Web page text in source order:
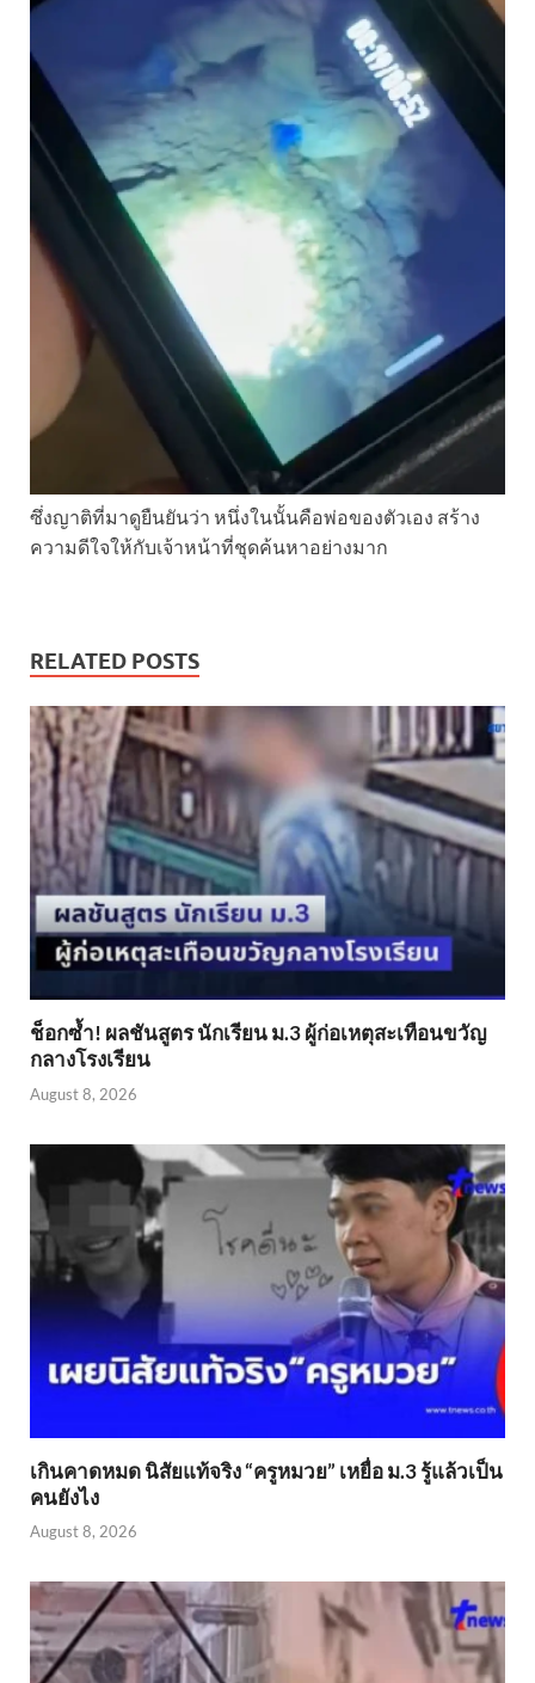
ซึ่งญาติที่มาดูยืนยันว่า หนึ่งในนั้นคือพ่อของตัวเอง สร้าง
ความดีใจให้กับเจ้าหน้าที่ชุดค้นหาอย่างมาก
RELATED POSTS
ช็อกซ้ำ! ผลชันสูตร นักเรียน ม.3 ผู้ก่อเหตุสะเทือนขวัญ
กลางโรงเรียน
August 8, 2026
เกินคาดหมด นิสัยแท้จริง “ครูหมวย” เหยื่อ ม.3 รู้แล้วเป็น
คนยังไง
August 8, 2026